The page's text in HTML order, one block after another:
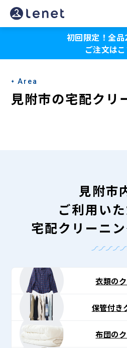
見
附
の
宅
配
ト〉
初回限定！全
ご注文は
Area
見附市の宅配クリ
見附市
ご利用い
宅配クリーニ
衣類の
保管付き
布団の